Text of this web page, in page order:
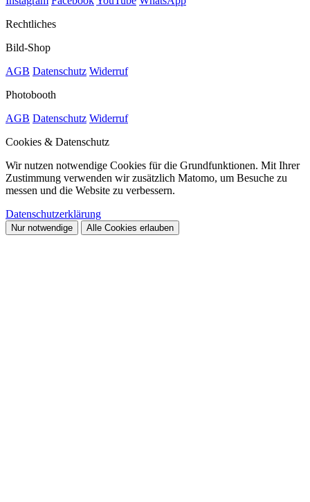
Rechtliches
Bild-Shop
AGB Datenschutz Widerruf
Photobooth
AGB Datenschutz Widerruf
Cookies & Datenschutz
Wir nutzen notwendige Cookies für die Grundfunktionen. Mit Ihrer
Zustimmung verwenden wir zusätzlich Matomo, um Besuche zu
messen und die Website zu verbessern.
Datenschutzerklärung
Nur notwendige Alle Cookies erlauben